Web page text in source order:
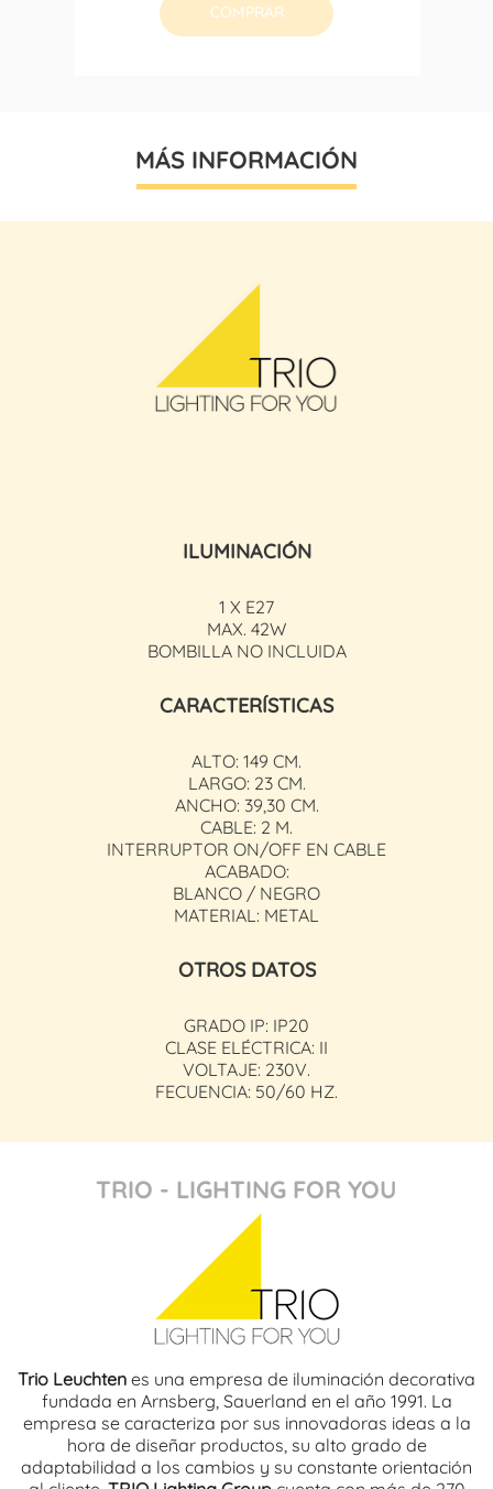
COMPRAR
MÁS INFORMACIÓN
ILUMINACIÓN
1 X E27
MAX. 42W
BOMBILLA NO INCLUIDA
CARACTERÍSTICAS
ALTO: 149 CM.
LARGO: 23 CM.
ANCHO: 39,30 CM.
CABLE: 2 M.
INTERRUPTOR ON/OFF EN CABLE
ACABADO:
BLANCO / NEGRO
MATERIAL: METAL
OTROS DATOS
GRADO IP: IP20
CLASE ELÉCTRICA: II
VOLTAJE: 230V.
FECUENCIA: 50/60 HZ.
TRIO - LIGHTING FOR YOU
Trio Leuchten es una empresa de iluminación decorativa
fundada en Arnsberg, Sauerland en el año 1991. La
empresa se caracteriza por sus innovadoras ideas a la
hora de diseñar productos, su alto grado de
adaptabilidad a los cambios y su constante orientación